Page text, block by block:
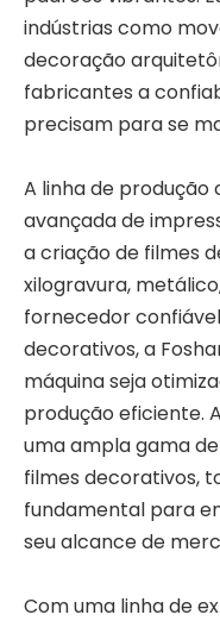
indústrias como
decoração
fabricantes a
precisam para se
A linha de
avançada de
a criação de filmes
xilogravura,
fornecedor
decorativos, a
máquina seja
produção eficiente.
uma ampla gama
filmes decorativos,
fundamental para
seu alcance de
Com uma linha de